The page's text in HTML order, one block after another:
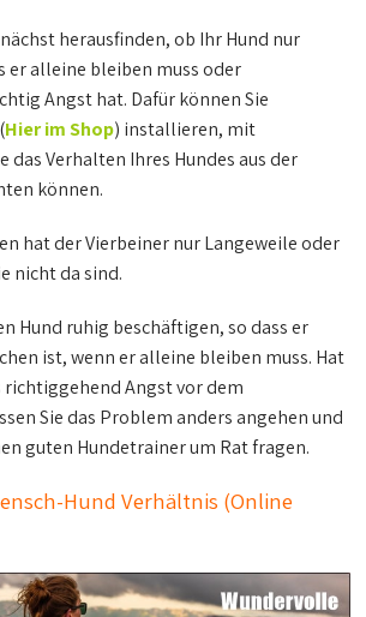
herausfinden, ob Ihr Hund nur
er alleine bleiben muss oder
Angst hat. Dafür können Sie
Hier im Shop) installieren, mit
das Verhalten Ihres Hundes aus der
können.
hat der Vierbeiner nur Langeweile oder
nicht da sind.
Hund ruhig beschäftigen, so dass er
ist, wenn er alleine bleiben muss. Hat
Angst vor dem
Sie das Problem anders angehen und
guten Hundetrainer um Rat fragen.
Hund Verhältnis (Online